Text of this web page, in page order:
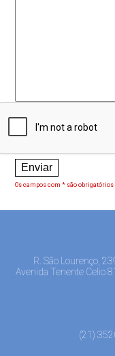
Os campos com * são obrigatórios
R. São Lourenço,
Avenida Tenente Celio
(21)